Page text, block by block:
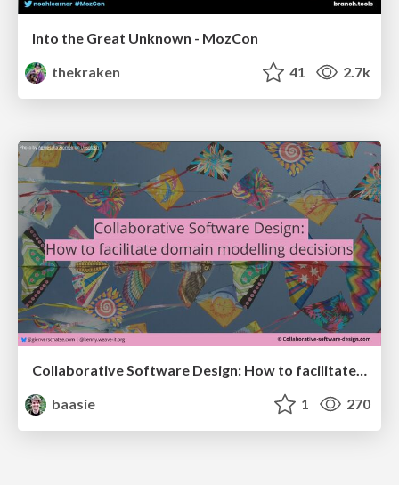
Into the Great Unknown - MozCon
thekraken
41 2.7k
baasie
1 270